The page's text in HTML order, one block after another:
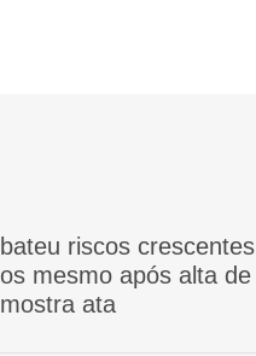
riscos crescentes
mesmo após alta de
ata